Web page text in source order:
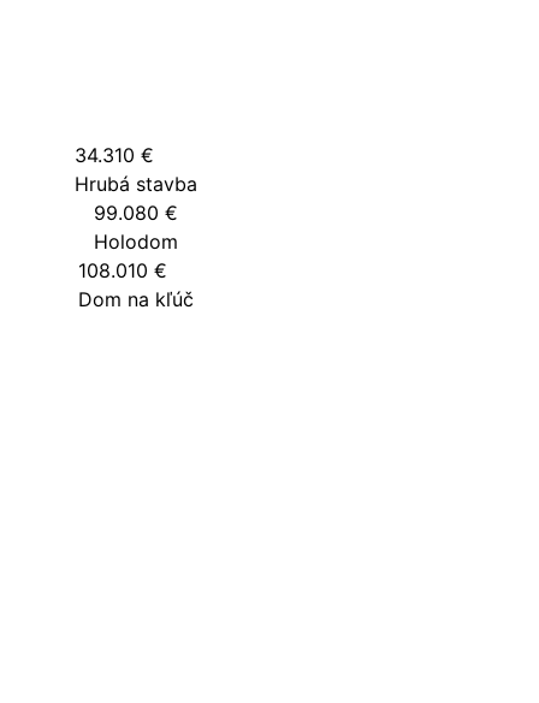
34.310 €
Hrubá stavba
99.080 €
Holodom
108.010 €
Dom na kľúč